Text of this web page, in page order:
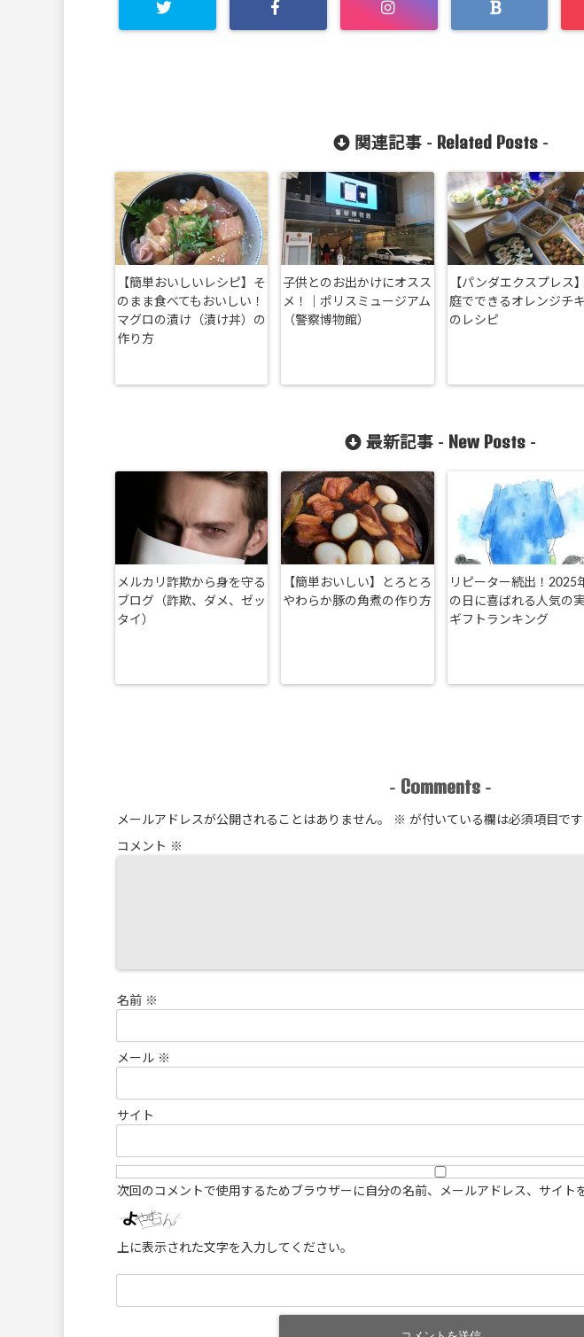
関連記事 - Related Posts-
【簡単おいしいレシピ】そ
のまま食べてもおいしい！
マグロの漬け（漬け丼）の
作り方
子供とのお出かけにオスス
メ！｜ポリスミュージアム
（警察博物館）
【パンダエクスプレス
庭でできるオレンジチ
のレシピ
最新記事 - New Posts -
メルカリ詐欺から身を守る
ブログ（詐欺、ダメ、ゼッ
タイ）
【簡単おいしい】とろとろ
やわらか豚の角煮の作り方
リピーター続出！2025
の日に喜ばれる人気の
ギフトランキング
- Comments -
メールアドレスが公開されることはありません。 ※ が付いている欄は必須項目です
コメント ※
名前 ※
メール ※
サイト
次回のコメントで使用するためブラウザーに自分の名前、メールアドレス、サイト
上に表示された文字を入力してください。